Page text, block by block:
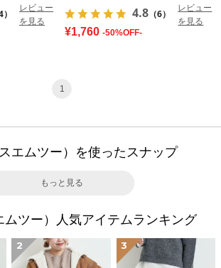
）
レビュー
を見る
4.8 （6）
レビュー
を見る
¥1,760 -50%OFF-
1
エムツー）を使ったスナップ
もっと見る
ムツー）人気アイテムランキング
2 3